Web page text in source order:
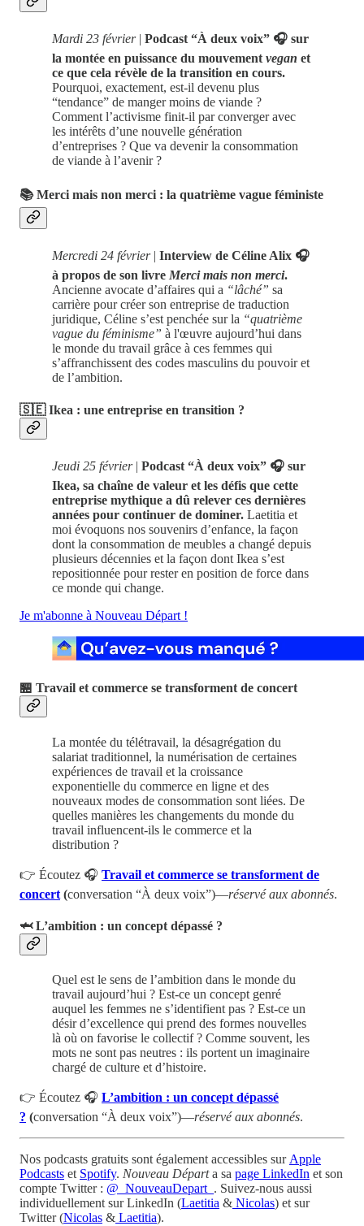
Mardi 23 février| Podcast “À deux voix” 🎧 sur
la montée en puissance du mouvement vegan et
ce que cela révèle de la transition en cours.
Pourquoi, exactement, est-il devenu plus
“tendance” de manger moins de viande ?
Comment l’activisme finit-il par converger avec
les intérêts d’une nouvelle génération
d’entreprises ? Que va devenir la consommation
de viande à l’avenir ?
📚 Merci mais non merci : la quatrième vague féministe
Mercredi 24 février| Interview de Céline Alix 🎧
à propos de son livre Merci mais non merci.
Ancienne avocate d’affaires qui a “lâché” sa
carrière pour créer son entreprise de traduction
juridique, Céline s’est penchée sur la “quatrième
vague du féminisme” à l'œuvre aujourd’hui dans
le monde du travail grâce à ces femmes qui
s’affranchissent des codes masculins du pouvoir et
de l’ambition.
🇸🇪 Ikea : une entreprise en transition ?
Jeudi 25 février| Podcast “À deux voix” 🎧 sur
Ikea, sa chaîne de valeur et les défis que cette
entreprise mythique a dû relever ces dernières
années pour continuer de dominer. Laetitia et
moi évoquons nos souvenirs d’enfance, la façon
dont la consommation de meubles a changé depuis
plusieurs décennies et la façon dont Ikea s’est
repositionnée pour rester en position de force dans
ce monde qui change.
Je m'abonne à Nouveau Départ !
🏪 Travail et commerce se transforment de concert
La montée du télétravail, la désagrégation du
salariat traditionnel, la numérisation de certaines
expériences de travail et la croissance
exponentielle du commerce en ligne et des
nouveaux modes de consommation sont liées. De
quelles manières les changements du monde du
travail influencent-ils le commerce et la
distribution ?
👉 Écoutez 🎧 Travail et commerce se transforment de
concert (conversation “À deux voix”)—réservé aux abonnés.
🦈 L’ambition : un concept dépassé ?
Quel est le sens de l’ambition dans le monde du
travail aujourd’hui ? Est-ce un concept genré
auquel les femmes ne s’identifient pas ? Est-ce un
désir d’excellence qui prend des formes nouvelles
là où on favorise le collectif ? Comme souvent, les
mots ne sont pas neutres : ils portent un imaginaire
chargé de culture et d’histoire.
👉 Écoutez 🎧 L’ambition : un concept dépassé
? (conversation “À deux voix”)—réservé aux abonnés.
Nos podcasts gratuits sont également accessibles sur Apple
Podcasts et Spotify. Nouveau Départa sa page LinkedIn et son
compte Twitter : @_NouveauDepart_ . Suivez-nous aussi
individuellement sur LinkedIn (Laetitia & Nicolas) et sur
Twitter (Nicolas & Laetitia).